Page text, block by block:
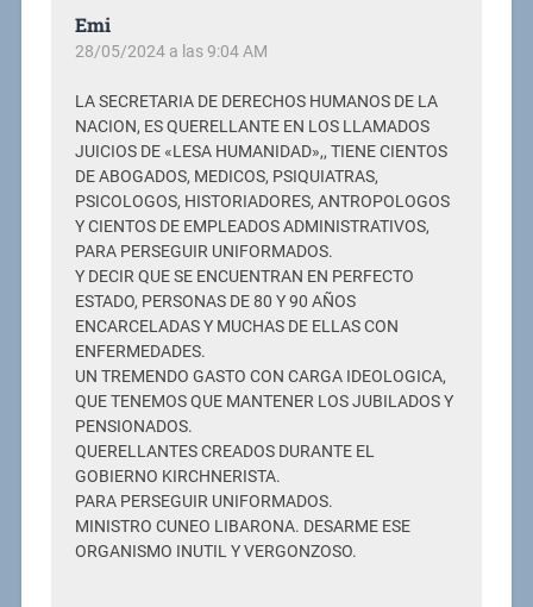
Emi
28/05/2024 a las 9:04 AM
LA SECRETARIA DE DERECHOS HUMANOS DE LA
NACION, ES QUERELLANTE EN LOS LLAMADOS
JUICIOS DE «LESA HUMANIDAD»,, TIENE CIENTOS
DE ABOGADOS, MEDICOS, PSIQUIATRAS,
PSICOLOGOS, HISTORIADORES, ANTROPOLOGOS
Y CIENTOS DE EMPLEADOS ADMINISTRATIVOS,
PARA PERSEGUIR UNIFORMADOS.
Y DECIR QUE SE ENCUENTRAN EN PERFECTO
ESTADO, PERSONAS DE 80 Y 90 AÑOS
ENCARCELADAS Y MUCHAS DE ELLAS CON
ENFERMEDADES.
UN TREMENDO GASTO CON CARGA IDEOLOGICA,
QUE TENEMOS QUE MANTENER LOS JUBILADOS Y
PENSIONADOS.
QUERELLANTES CREADOS DURANTE EL
GOBIERNO KIRCHNERISTA.
PARA PERSEGUIR UNIFORMADOS.
MINISTRO CUNEO LIBARONA. DESARME ESE
ORGANISMO INUTIL Y VERGONZOSO.